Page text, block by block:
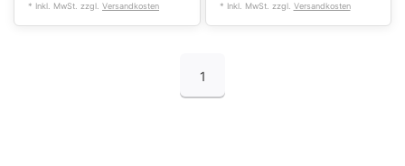
* Inkl. MwSt. zzgl. Versandkosten * Inkl. MwSt. zzgl. Versandkosten
1